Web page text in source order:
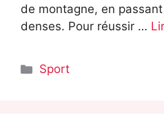
de montagne, en
denses. Pour réussir …
Catégories
Sport